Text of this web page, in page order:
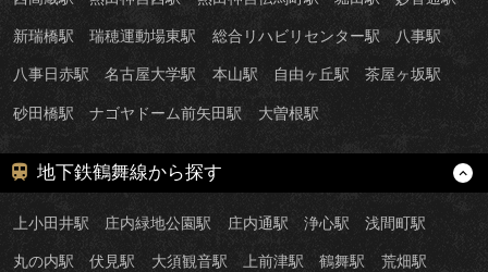
新瑞橋駅 瑞穂運動場東駅 総合リハビリセンター駅 八事駅
八事日赤駅 名古屋大学駅 本山駅 自由ヶ丘駅 茶屋ヶ坂駅
砂田橋駅 ナゴヤドーム前矢田駅 大曽根駅
地下鉄鶴舞線から探す
上小田井駅 庄内緑地公園駅 庄内通駅 浄心駅 浅間町駅
丸の内駅 伏見駅 大須観音駅 上前津駅 鶴舞駅 荒畑駅